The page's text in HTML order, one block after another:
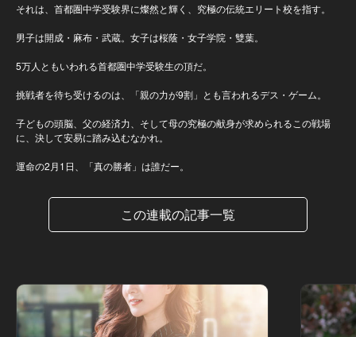
それは、首都圏中学受験界に燦然と輝く、究極の伝統エリート校を指す。
男子は開成・麻布・武蔵。女子は桜蔭・女子学院・雙葉。
5万人ともいわれる首都圏中学受験生の頂だ。
挑戦者を待ち受けるのは、「親の力が9割」とも言われるデス・ゲーム。
子どもの頭脳、父の経済力、そして母の究極の献身が求められるこの戦場
に、決して安易に踏み込むなかれ。
運命の2月1日、「真の勝者」は誰だー。
この連載の記事一覧